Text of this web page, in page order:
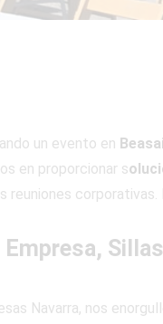
un evento en
en proporcionar s
reuniones
Empresa,
Navarra, nos